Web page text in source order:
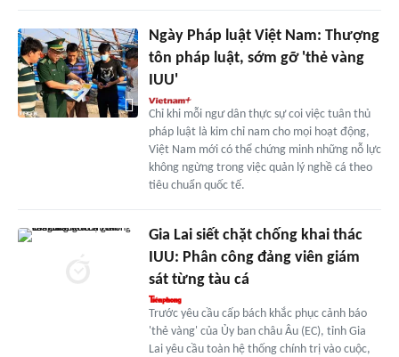
Ngày Pháp luật Việt Nam: Thượng
tôn pháp luật, sớm gỡ 'thẻ vàng
IUU'
Chỉ khi mỗi ngư dân thực sự coi việc tuân thủ
pháp luật là kim chỉ nam cho mọi hoạt động,
Việt Nam mới có thể chứng minh những nỗ lực
không ngừng trong việc quản lý nghề cá theo
tiêu chuẩn quốc tế.
Gia Lai siết chặt chống khai thác
IUU: Phân công đảng viên giám
sát từng tàu cá
Trước yêu cầu cấp bách khắc phục cảnh báo
'thẻ vàng' của Ủy ban châu Âu (EC), tỉnh Gia
Lai yêu cầu toàn hệ thống chính trị vào cuộc,